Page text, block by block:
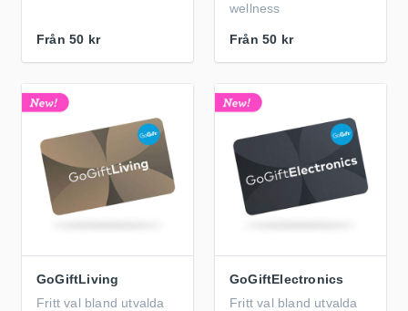
Från 50 kr
wellness
Från 50 kr
GoGiftLiving
Fritt val bland utvalda
GoGiftElectronics
Fritt val bland utvalda